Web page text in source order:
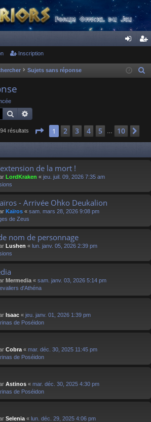
ne cri
Inscription
Sujets sans réponse
e
Rechercher
résultats Page 1sur 10
1 2 3 4 5 10
de la mort !
LordKraken « jeu. juil. 09, 2026 7:35 am
- Arrivée Ohko Deukalion
Kaïros « sam. mars 28, 2026 9:08 pm
de Zeus
nom de personnage
Lushen « lun. janv. 05, 2026 2:39 pm
Mermedia « sam. janv. 03, 2026 5:14 pm
d'Athéna
Isaac « jeu. janv. 01, 2026 1:39 pm
de Poséidon
Cobra « mar. déc. 30, 2025 11:45 pm
de Poséidon
Astinos « mar. déc. 30, 2025 4:30 pm
de Poséidon
Selenia « lun. déc. 29, 2025 4:06 pm